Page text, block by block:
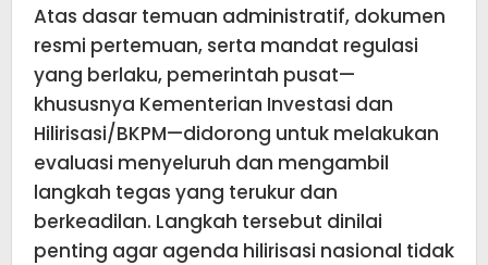
Atas dasar temuan administratif, dokumen
resmi pertemuan, serta mandat regulasi
yang berlaku, pemerintah pusat—
khususnya Kementerian Investasi dan
Hilirisasi/BKPM—didorong untuk melakukan
evaluasi menyeluruh dan mengambil
langkah tegas yang terukur dan
berkeadilan. Langkah tersebut dinilai
penting agar agenda hilirisasi nasional tidak